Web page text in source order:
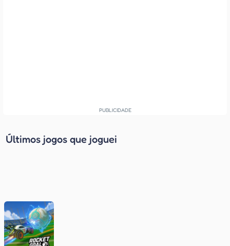
Últimos jogos que joguei